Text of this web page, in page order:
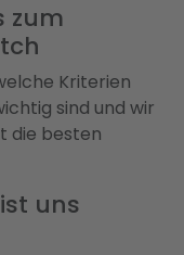
zum
Kriterien
sind und wir
die besten
uns